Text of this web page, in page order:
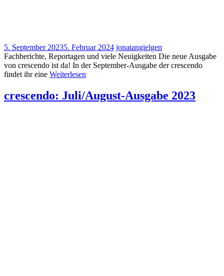
5. September 20235. Februar 2024 jonatangielgen
Fachberichte, Reportagen und viele Neuigkeiten Die neue Ausgabe
von crescendo ist da! In der September-Ausgabe der crescendo
findet ihr eine Weiterlesen
crescendo: Juli/August-Ausgabe 2023